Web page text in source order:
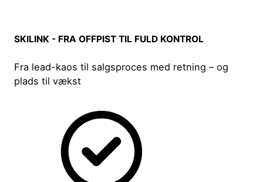
SKILINK - FRA OFFPIST TIL FULD KONTROL
Fra lead-kaos til salgsproces med retning – og
plads til vækst